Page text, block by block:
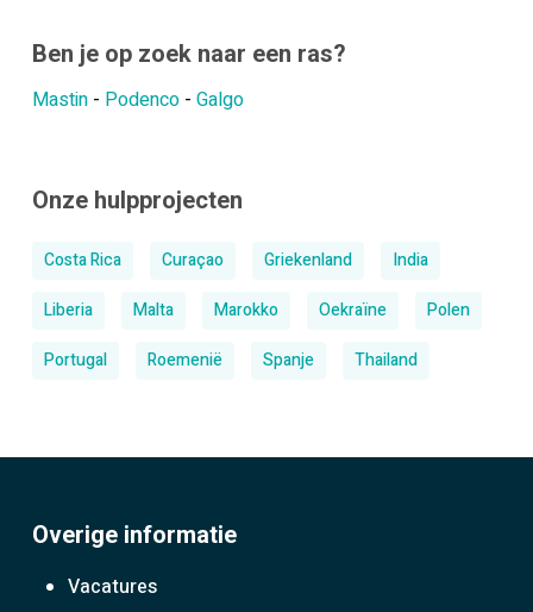
Ben je op zoek naar een ras?
Mastin- Podenco- Galgo
Onze hulpprojecten
Costa Rica Curaçao Griekenland
India
Liberia
Malta Marokko Oekraïne
Polen
Portugal
Roemenië Spanje Thailand
Overige informatie
Vacatures